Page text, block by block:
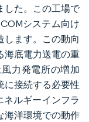
した。この工場で
システム向け
します。この動向
海底電力送電の重
力発電所の増加
に接続する必要性
ネルギーインフラ
海洋環境での動作